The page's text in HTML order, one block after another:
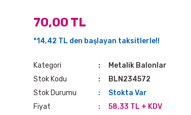
70,00 TL
*14,42 TL den başlayan taksitlerle!!
Kategori
Metalik Balonlar
Stok Kodu
BLN234572
Stok Durumu
Stokta Var
Fiyat
58,33 TL + KDV